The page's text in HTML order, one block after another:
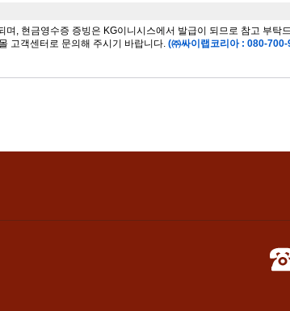
, 현금영수증 증빙은 KG이니시스에서 발급이 되므로 참고 부탁
고객센터로 문의해 주시기 바랍니다. (㈜싸이랩코리아 : 080-